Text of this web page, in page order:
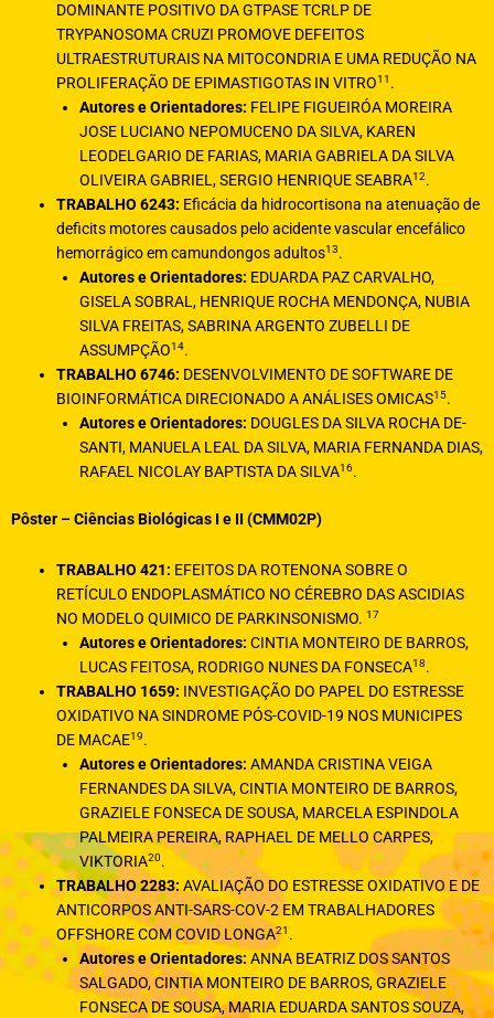
DOMINANTE POSITIVO DA GTPASE TCRLP DE
TRYPANOSOMA CRUZI PROMOVE DEFEITOS
ULTRAESTRUTURAIS NA MITOCONDRIA E UMA REDUÇÃO NA
PROLIFERAÇÃO DE EPIMASTIGOTAS IN VITRO11 .
Autores e Orientadores: FELIPE FIGUEIRÓA MOREIRA
JOSE LUCIANO NEPOMUCENO DA SILVA, KAREN
LEODELGARIO DE FARIAS, MARIA GABRIELA DA SILVA
OLIVEIRA GABRIEL, SERGIO HENRIQUE SEABRA12.
TRABALHO 6243: Eficácia da hidrocortisona na atenuação de
deficits motores causados pelo acidente vascular encefálico
hemorrágico em camundongos adultos13.
Autores e Orientadores: EDUARDA PAZ CARVALHO,
GISELA SOBRAL, HENRIQUE ROCHA MENDONÇA, NUBIA
SILVA FREITAS, SABRINA ARGENTO ZUBELLI DE
ASSUMPÇÃO14.
TRABALHO 6746: DESENVOLVIMENTO DE SOFTWARE DE
BIOINFORMÁTICA DIRECIONADO A ANÁLISES OMICAS15.
Autores e Orientadores: DOUGLES DA SILVA ROCHA DE-
SANTI, MANUELA LEAL DA SILVA, MARIA FERNANDA DIAS,
RAFAEL NICOLAY BAPTISTA DA SILVA16.
Pôster – Ciências Biológicas I e II (CMM02P)
TRABALHO 421: EFEITOS DA ROTENONA SOBRE O
RETÍCULO ENDOPLASMÁTICO NO CÉREBRO DAS ASCIDIAS
NO MODELO QUIMICO DE PARKINSONISMO.17
Autores e Orientadores: CINTIA MONTEIRO DE BARROS,
LUCAS FEITOSA, RODRIGO NUNES DA FONSECA18.
TRABALHO 1659: INVESTIGAÇÃO DO PAPEL DO ESTRESSE
OXIDATIVO NA SINDROME PÓS-COVID-19 NOS MUNICIPES
DE MACAE19.
Autores e Orientadores: AMANDA CRISTINA VEIGA
FERNANDES DA SILVA, CINTIA MONTEIRO DE BARROS,
GRAZIELE FONSECA DE SOUSA, MARCELA ESPINDOLA
PALMEIRA PEREIRA, RAPHAEL DE MELLO CARPES,
VIKTORIA20.
TRABALHO 2283: AVALIAÇÃO DO ESTRESSE OXIDATIVO E DE
ANTICORPOS ANTI-SARS-COV-2 EM TRABALHADORES
OFFSHORE COM COVID LONGA21 .
Autores e Orientadores: ANNA BEATRIZ DOS SANTOS
SALGADO, CINTIA MONTEIRO DE BARROS, GRAZIELE
FONSECA DE SOUSA, MARIA EDUARDA SANTOS SOUZA,